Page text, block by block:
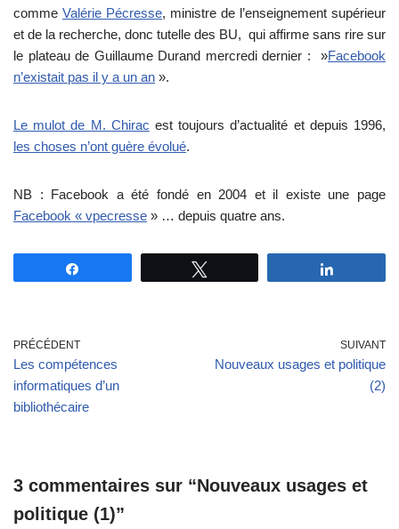
comme Valérie Pécresse, ministre de l’enseignement supérieur
et de la recherche, donc tutelle des BU, qui affirme sans rire sur
le plateau de Guillaume Durand mercredi dernier : »Facebook
n’existait pas il y a un an ».
Le mulot de M. Chirac est toujours d’actualité et depuis 1996,
les choses n’ont guère évolué.
NB : Facebook a été fondé en 2004 et il existe une page
Facebook « vpecresse » … depuis quatre ans.
PRÉCÉDENT
Les compétences
informatiques d’un
bibliothécaire
SUIVANT
Nouveaux usages et politique
(2)
3 commentaires sur “Nouveaux usages et
politique (1)”